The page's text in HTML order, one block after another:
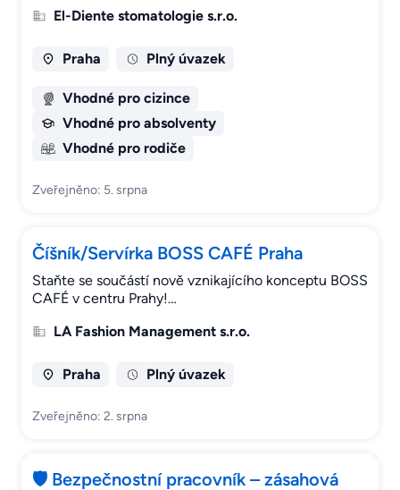
El-Diente stomatologie s.r.o.
Praha Plný úvazek
Vhodné pro cizince
Vhodné pro absolventy
Vhodné pro rodiče
Zveřejněno: 5. srpna
Číšník/Servírka BOSS CAFÉ Praha
Staňte se součástí nově vznikajícího konceptu BOSS
CAFÉ v centru Prahy!…
LA Fashion Management s.r.o.
Praha Plný úvazek
Zveřejněno: 2. srpna
🛡️ Bezpečnostní pracovník – zásahová